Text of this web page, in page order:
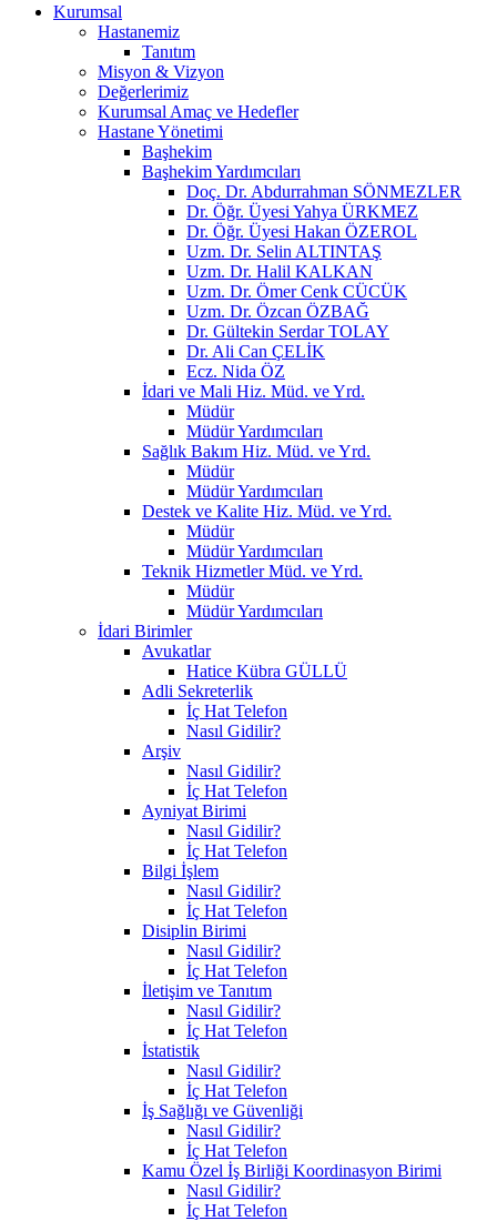
Kurumsal
Hastanemiz
Tanıtım
Misyon & Vizyon
Değerlerimiz
Kurumsal Amaç ve Hedefler
Hastane Yönetimi
Başhekim
Başhekim Yardımcıları
Doç. Dr. Abdurrahman SÖNMEZLER
Dr. Öğr. Üyesi Yahya ÜRKMEZ
Dr. Öğr. Üyesi Hakan ÖZEROL
Uzm. Dr. Selin ALTINTAŞ
Uzm. Dr. Halil KALKAN
Uzm. Dr. Ömer Cenk CÜCÜK
Uzm. Dr. Özcan ÖZBAĞ
Dr. Gültekin Serdar TOLAY
Dr. Ali Can ÇELİK
Ecz. Nida ÖZ
İdari ve Mali Hiz. Müd. ve Yrd.
Müdür
Müdür Yardımcıları
Sağlık Bakım Hiz. Müd. ve Yrd.
Müdür
Müdür Yardımcıları
Destek ve Kalite Hiz. Müd. ve Yrd.
Müdür
Müdür Yardımcıları
Teknik Hizmetler Müd. ve Yrd.
Müdür
Müdür Yardımcıları
İdari Birimler
Avukatlar
Hatice Kübra GÜLLÜ
Adli Sekreterlik
İç Hat Telefon
Nasıl Gidilir?
Arşiv
Nasıl Gidilir?
İç Hat Telefon
Ayniyat Birimi
Nasıl Gidilir?
İç Hat Telefon
Bilgi İşlem
Nasıl Gidilir?
İç Hat Telefon
Disiplin Birimi
Nasıl Gidilir?
İç Hat Telefon
İletişim ve Tanıtım
Nasıl Gidilir?
İç Hat Telefon
İstatistik
Nasıl Gidilir?
İç Hat Telefon
İş Sağlığı ve Güvenliği
Nasıl Gidilir?
İç Hat Telefon
Kamu Özel İş Birliği Koordinasyon Birimi
Nasıl Gidilir?
İç Hat Telefon